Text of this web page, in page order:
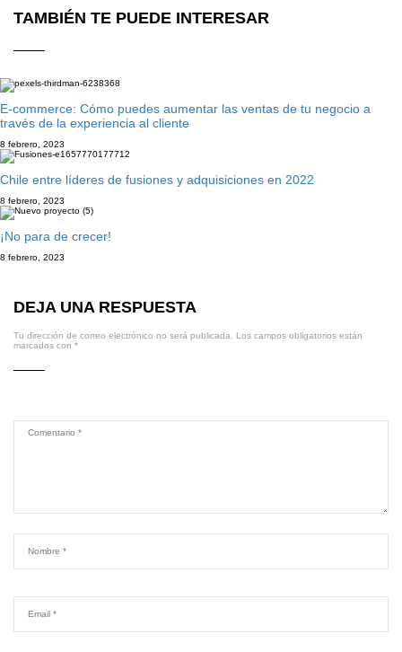
TAMBIÉN TE PUEDE INTERESAR
E-commerce: Cómo puedes aumentar las ventas de tu negocio a
través de la experiencia al cliente
8 febrero, 2023
Chile entre líderes de fusiones y adquisiciones en 2022
8 febrero, 2023
¡No para de crecer!
8 febrero, 2023
DEJA UNA RESPUESTA
Tu dirección de correo electrónico no será publicada.
Los campos obligatorios están
marcados con *